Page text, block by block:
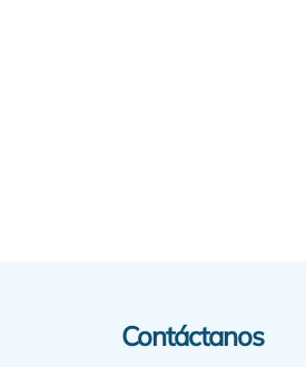
Contáctanos